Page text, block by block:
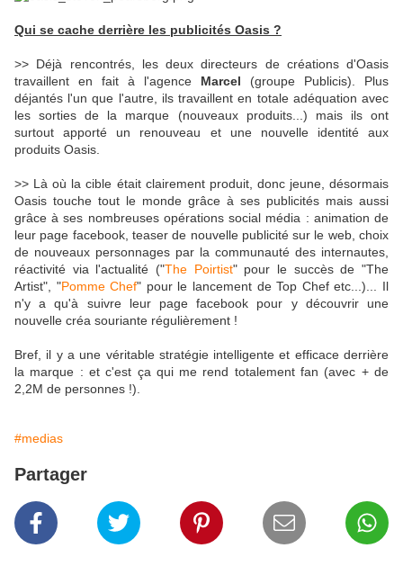
Qui se cache derrière les publicités Oasis ?
>> Déjà rencontrés, les deux directeurs de créations d'Oasis
travaillent en fait à l'agence Marcel (groupe Publicis). Plus
déjantés l'un que l'autre, ils travaillent en totale adéquation avec
les sorties de la marque (nouveaux produits...) mais ils ont
surtout apporté un renouveau et une nouvelle identité aux
produits Oasis.
>> Là où la cible était clairement produit, donc jeune, désormais
Oasis touche tout le monde grâce à ses publicités mais aussi
grâce à ses nombreuses opérations social média : animation de
leur page facebook, teaser de nouvelle publicité sur le web, choix
de nouveaux personnages par la communauté des internautes,
réactivité via l'actualité ("The Poirtist" pour le succès de "The
Artist", "Pomme Chef" pour le lancement de Top Chef etc...)... Il
n'y a qu'à suivre leur page facebook pour y découvrir une
nouvelle créa souriante régulièrement !
Bref, il y a une véritable stratégie intelligente et efficace derrière
la marque : et c'est ça qui me rend totalement fan (avec + de
2,2M de personnes !).
#medias
Partager